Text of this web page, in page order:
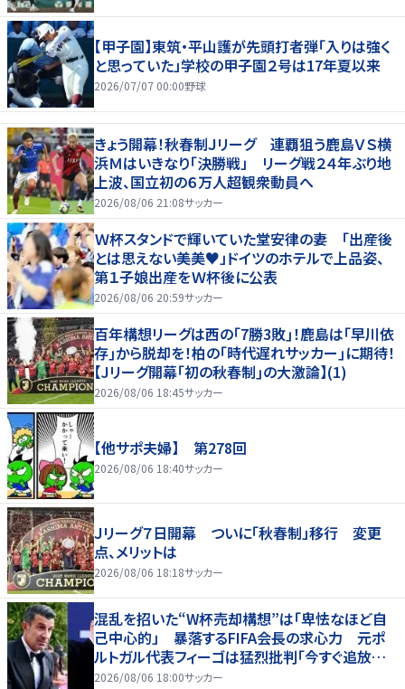
【甲子園】東筑・平山護が先頭打者弾「入りは強く
と思っていた」学校の甲子園２号は17年夏以来
2026/07/07 00:00野球
きょう開幕！秋春制Ｊリーグ 連覇狙う鹿島ＶＳ横
浜Ｍはいきなり「決勝戦」 リーグ戦２４年ぶり地
上波、国立初の６万人超観衆動員へ
2026/08/06 21:08サッカー
Ｗ杯スタンドで輝いていた堂安律の妻 「出産後
とは思えない美美♥」ドイツのホテルで上品姿、
第１子娘出産をＷ杯後に公表
2026/08/06 20:59サッカー
百年構想リーグは西の｢7勝3敗｣！鹿島は｢早川依
存｣から脱却を！柏の｢時代遅れサッカー｣に期待！
【Jリーグ開幕｢初の秋春制｣の大激論】(1)
2026/08/06 18:45サッカー
【他サポ夫婦】 第278回
2026/08/06 18:40サッカー
Ｊリーグ７日開幕 ついに「秋春制」移行 変更
点、メリットは
2026/08/06 18:18サッカー
混乱を招いた“W杯売却構想”は「卑怯なほど自
己中心的」 暴落するFIFA会長の求心力 元ポ
ルトガル代表フィーゴは猛烈批判「今すぐ追放す
べきだ」
2026/08/06 18:00サッカー